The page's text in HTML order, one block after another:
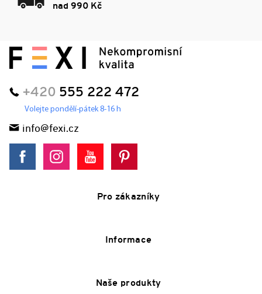
nad 990 Kč
+420 555 222 472
Volejte pondělí-pátek 8-16 h
info@fexi.cz
Pro zákazníky
Informace
Naše produkty